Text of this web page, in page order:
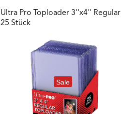
Ultra Pro Toploader 3''x4'' Regular
25 Stück
Sale